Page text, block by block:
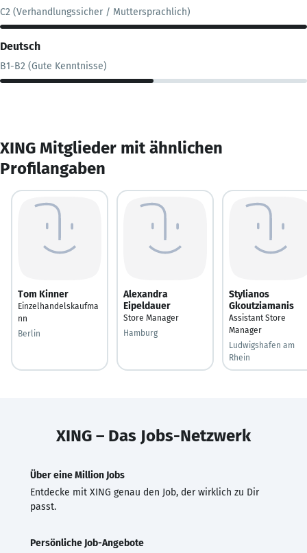
C2 (Verhandlungssicher / Muttersprachlich)
Deutsch
B1-B2 (Gute Kenntnisse)
XING Mitglieder mit ähnlichen
Profilangaben
Tom Kinner
Einzelhandelskaufma
nn
Berlin
Alexandra
Eipeldauer
Store Manager
Hamburg
Stylianos
Gkoutziamanis
Assistant Store
Manager
Ludwigshafen am
Rhein
XING – Das Jobs-Netzwerk
Über eine Million Jobs
Entdecke mit XING genau den Job, der wirklich zu Dir
passt.
Persönliche Job-Angebote